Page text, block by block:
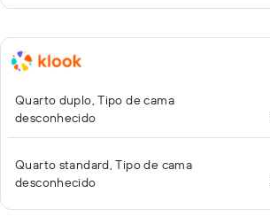
Quarto duplo, Tipo de cama
desconhecido
Quarto standard, Tipo de cama
desconhecido